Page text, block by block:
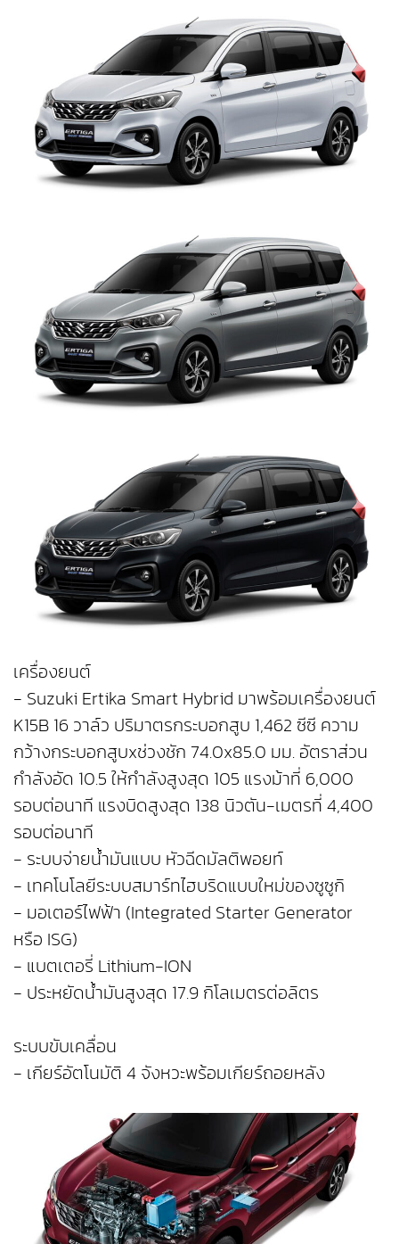
เครื่องยนต์
- Suzuki Ertika Smart Hybrid มาพร้อมเครื่องยนต์
K15B 16 วาล์ว ปริมาตรกระบอกสูบ 1,462 ซีซี ความ
กว้างกระบอกสูบxช่วงชัก 74.0x85.0 มม. อัตราส่วน
กำลังอัด 10.5 ให้กำลังสูงสุด 105 แรงม้าที่ 6,000
รอบต่อนาที แรงบิดสูงสุด 138 นิวตัน-เมตรที่ 4,400
รอบต่อนาที
- ระบบจ่ายน้ำมันแบบ หัวฉีดมัลติพอยท์
- เทคโนโลยีระบบสมาร์ทไฮบริดแบบใหม่ของซูซูกิ
- มอเตอร์ไฟฟ้า (Integrated Starter Generator
หรือ ISG)
- แบตเตอรี่ Lithium-ION
- ประหยัดน้ำมันสูงสุด 17.9 กิโลเมตรต่อลิตร
ระบบขับเคลื่อน
- เกียร์อัตโนมัติ 4 จังหวะพร้อมเกียร์ถอยหลัง